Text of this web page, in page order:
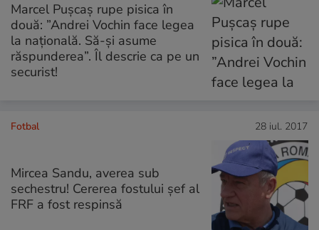
Marcel Pușcaș rupe pisica în
două: ”Andrei Vochin face legea
la națională. Să-și asume
răspunderea”. Îl descrie ca pe un
securist!
Fotbal 28 iul. 2017
Mircea Sandu, averea sub
sechestru! Cererea fostului șef al
FRF a fost respinsă